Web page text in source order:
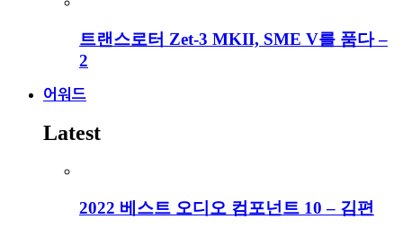
트랜스로터 Zet-3 MKII, SME V를 품다 –
2
어워드
Latest
2022 베스트 오디오 컴포넌트 10 – 김편